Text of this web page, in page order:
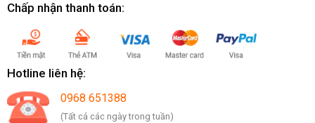
Chấp nhận thanh toán:
Hotline liên hệ:
0968 651388
(Tất cả các ngày trong tuần)